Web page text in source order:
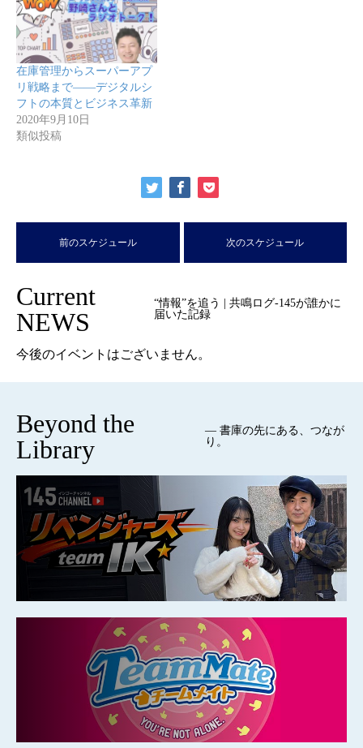
在庫管理からスーパーアプ
リ戦略まで――デジタルシ
フトの本質とビジネス革新
2020年9月10日
類似投稿
前のスケジュール 次のスケジュール
Current
NEWS
“情報”を追う | 共鳴ログ-145が誰かに
届いた記録
今後のイベントはございません。
Beyond the
Library
— 書庫の先にある、つなが
り。